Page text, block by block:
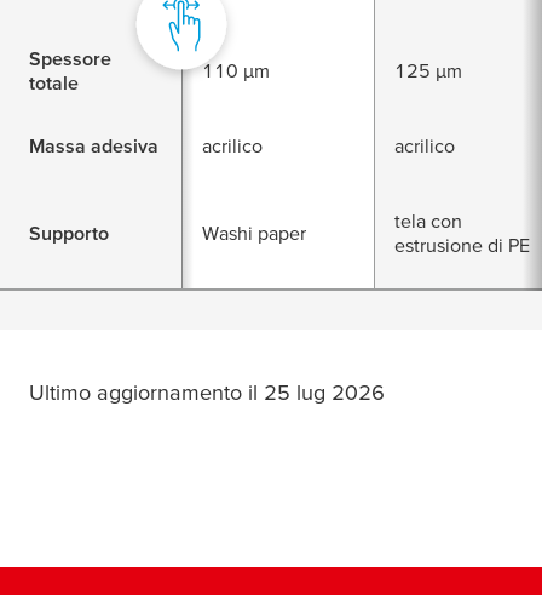
Spessore
totale
110 µm 125 µm
Massa adesiva acrilico acrilico
Supporto Washi paper
tela con
estrusione di PE
Ultimo aggiornamento il 25 lug 2026